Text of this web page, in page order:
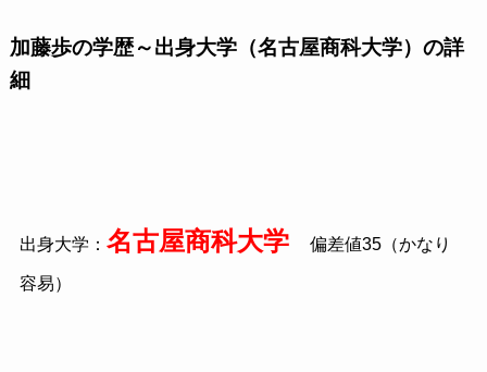
加藤歩の学歴～出身大学（名古屋商科大学）の詳
細
出身大学： 名古屋商科大学 偏差値35（かなり
容易）